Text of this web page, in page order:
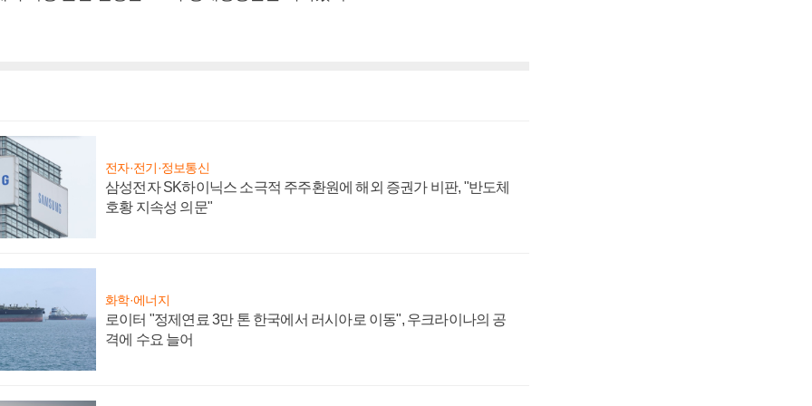
전자·전기·정보통신
삼성전자 SK하이닉스 소극적 주주환원에 해외 증권가 비판, "반도체
호황 지속성 의문"
화학·에너지
로이터 "정제연료 3만 톤 한국에서 러시아로 이동", 우크라이나의 공
격에 수요 늘어